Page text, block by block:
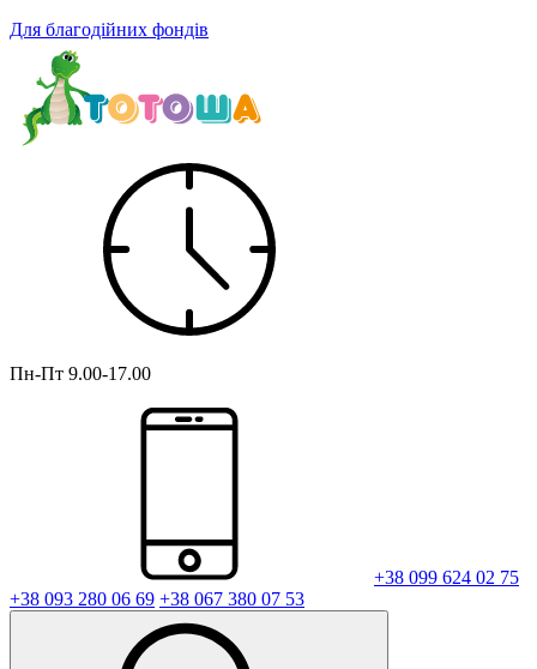
Для благодійних фондів
Пн-Пт 9.00-17.00
+38 099 624 02 75
+38 093 280 06 69 +38 067 380 07 53